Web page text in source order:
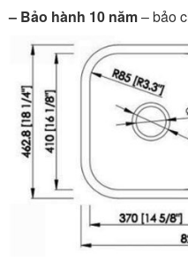
– Bảo hành 10 năm– bảo